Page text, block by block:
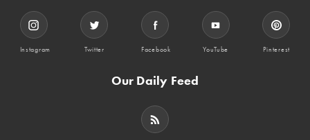
Instagram Twitter Facebook YouTube Pinterest
Our Daily Feed